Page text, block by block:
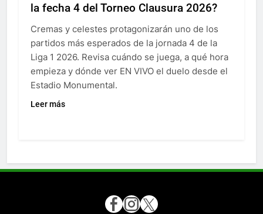
la fecha 4 del Torneo Clausura 2026?
Cremas y celestes protagonizarán uno de los
partidos más esperados de la jornada 4 de la
Liga 1 2026. Revisa cuándo se juega, a qué hora
empieza y dónde ver EN VIVO el duelo desde el
Estadio Monumental.
Leer más